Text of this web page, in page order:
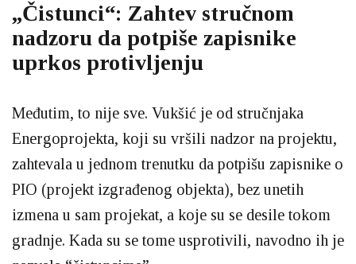
„Čistunci“: Zahtev stručnom
nadzoru da potpiše zapisnike
uprkos protivljenju
Međutim, to nije sve. Vukšić je od stručnjaka
Energoprojekta, koji su vršili nadzor na projektu,
zahtevala u jednom trenutku da potpišu zapisnike o
PIO (projekt izgrađenog objekta), bez unetih
izmena u sam projekat, a koje su se desile tokom
gradnje. Kada su se tome usprotivili, navodno ih je